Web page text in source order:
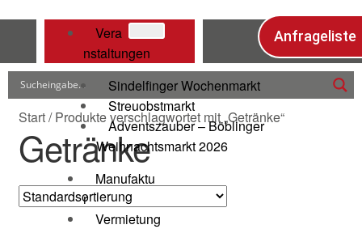
Vera
nstaltungen
Sindelfinger Wochenmarkt
Streuobstmarkt
Adventszauber – Böblinger
Weihnachtsmarkt 2026
Manufaktu
r
Vermietung
Anfrageliste
Start/Produkte verschlagwortet mit „Getränke“
Getränke